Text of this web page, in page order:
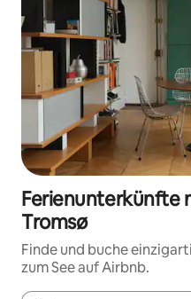
Ferienunterkünfte
Tromsø
Finde und buche
zum See auf Airbnb.